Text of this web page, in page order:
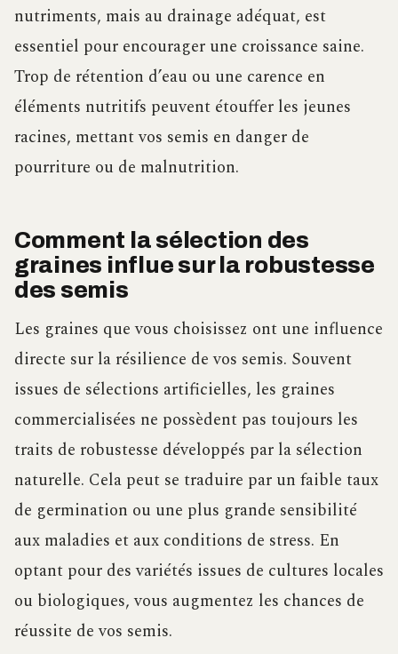
nutriments, mais au drainage adéquat, est
essentiel pour encourager une croissance saine.
Trop de rétention d’eau ou une carence en
éléments nutritifs peuvent étouffer les jeunes
racines, mettant vos semis en danger de
pourriture ou de malnutrition.
Comment la sélection des
graines influe sur la robustesse
des semis
Les graines que vous choisissez ont une influence
directe sur la résilience de vos semis. Souvent
issues de sélections artificielles, les graines
commercialisées ne possèdent pas toujours les
traits de robustesse développés par la sélection
naturelle. Cela peut se traduire par un faible taux
de germination ou une plus grande sensibilité
aux maladies et aux conditions de stress. En
optant pour des variétés issues de cultures locales
ou biologiques, vous augmentez les chances de
réussite de vos semis.